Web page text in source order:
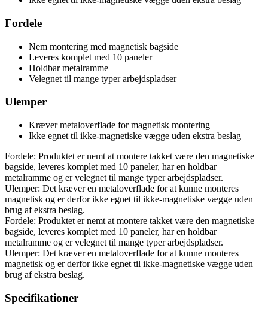
Fordele
Nem montering med magnetisk bagside
Leveres komplet med 10 paneler
Holdbar metalramme
Velegnet til mange typer arbejdspladser
Ulemper
Kræver metaloverflade for magnetisk montering
Ikke egnet til ikke-magnetiske vægge uden ekstra beslag
Fordele: Produktet er nemt at montere takket være den magnetiske
bagside, leveres komplet med 10 paneler, har en holdbar
metalramme og er velegnet til mange typer arbejdspladser.
Ulemper: Det kræver en metaloverflade for at kunne monteres
magnetisk og er derfor ikke egnet til ikke-magnetiske vægge uden
brug af ekstra beslag.
Fordele: Produktet er nemt at montere takket være den magnetiske
bagside, leveres komplet med 10 paneler, har en holdbar
metalramme og er velegnet til mange typer arbejdspladser.
Ulemper: Det kræver en metaloverflade for at kunne monteres
magnetisk og er derfor ikke egnet til ikke-magnetiske vægge uden
brug af ekstra beslag.
Specifikationer